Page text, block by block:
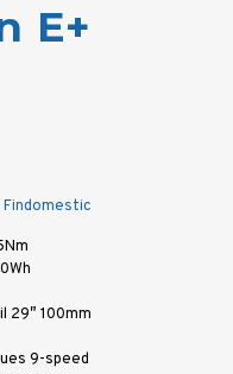
E+
29″ 100mm
9-speed